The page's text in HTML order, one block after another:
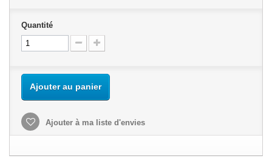
Quantité
Ajouter au panier
Ajouter à ma liste d'envies